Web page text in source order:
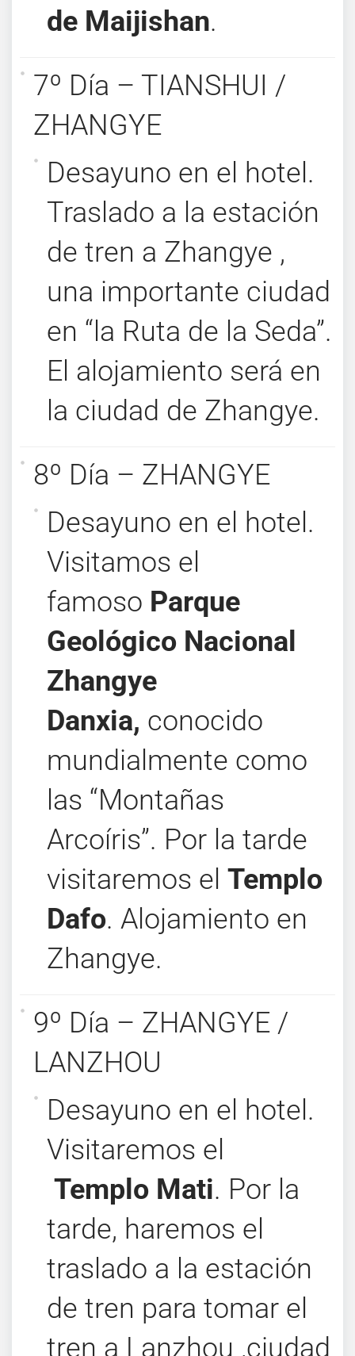
de Maijishan.
7º Día – TIANSHUI /
ZHANGYE
Desayuno en el hotel.
Traslado a la estación
de tren a Zhangye ,
una importante ciudad
en “la Ruta de la Seda”.
El alojamiento será en
la ciudad de Zhangye.
8º Día – ZHANGYE
Desayuno en el hotel.
Visitamos el
famoso Parque
Geológico Nacional
Zhangye
Danxia, conocido
mundialmente como
las “Montañas
Arcoíris”. Por la tarde
visitaremos el Templo
Dafo. Alojamiento en
Zhangye.
9º Día – ZHANGYE /
LANZHOU
Desayuno en el hotel.
Visitaremos el
Templo Mati. Por la
tarde, haremos el
traslado a la estación
de tren para tomar el
tren a Lanzhou ,ciudad